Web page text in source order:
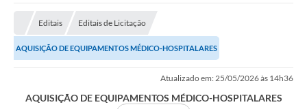
Editais Editais de Licitação
AQUISIÇÃO DE EQUIPAMENTOS MÉDICO-HOSPITALARES
Atualizado em: 25/05/2026 às 14h36
AQUISIÇÃO DE EQUIPAMENTOS MÉDICO-HOSPITALARES